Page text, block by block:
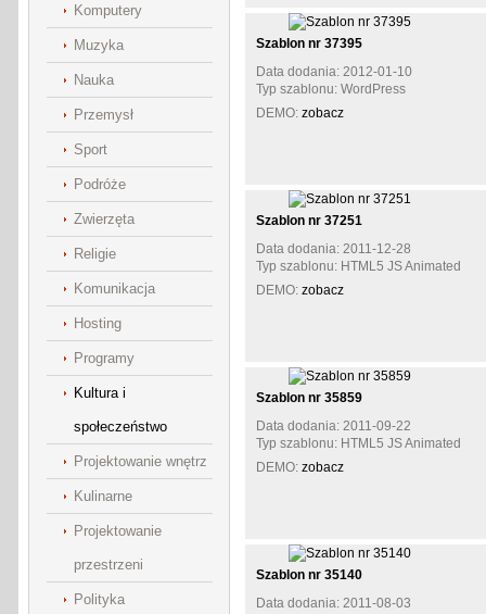
Komputery
Muzyka
Nauka
Przemysł
Sport
Podróże
Zwierzęta
Religie
Komunikacja
Hosting
Programy
Kultura i
społeczeństwo
Projektowanie wnętrz
Kulinarne
Projektowanie
przestrzeni
Polityka
Szablon nr 37395
Data dodania: 2012-01-10
Typ szablonu: WordPress
DEMO: zobacz
Szablon nr 37251
Data dodania: 2011-12-28
Typ szablonu: HTML5 JS Animated
DEMO: zobacz
Szablon nr 35859
Data dodania: 2011-09-22
Typ szablonu: HTML5 JS Animated
DEMO: zobacz
Szablon nr 35140
Data dodania: 2011-08-03